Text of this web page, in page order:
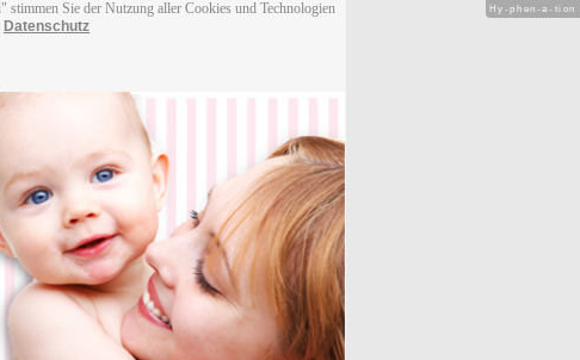
Sie der Nutzung aller Cookies und Technologien
Datenschutz
Hy-phen-a-tion